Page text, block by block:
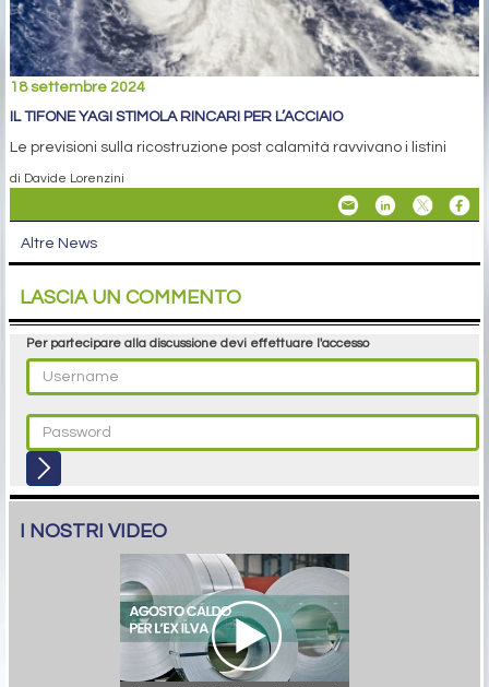
18 settembre 2024
IL TIFONE YAGI STIMOLA RINCARI PER L’ACCIAIO
Le previsioni sulla ricostruzione post calamità ravvivano i listini
di Davide Lorenzini
Altre News
LASCIA UN COMMENTO
Per partecipare alla discussione devi effettuare l'accesso
I NOSTRI VIDEO